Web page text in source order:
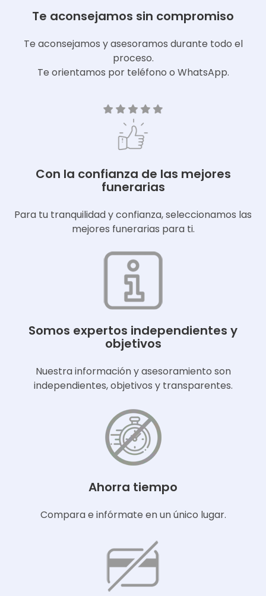
Te aconsejamos sin compromiso
Te aconsejamos y asesoramos durante todo el
proceso.
Te orientamos por teléfono o WhatsApp.
Con la confianza de las mejores
funerarias
Para tu tranquilidad y confianza, seleccionamos las
mejores funerarias para ti.
Somos expertos independientes y
objetivos
Nuestra información y asesoramiento son
independientes, objetivos y transparentes.
Ahorra tiempo
Compara e infórmate en un único lugar.